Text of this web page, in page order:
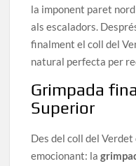
la imponent paret
als escaladors.
finalment el coll del
natural perfecta per
Grimpada
Superior
Des del coll del
emocionant: la